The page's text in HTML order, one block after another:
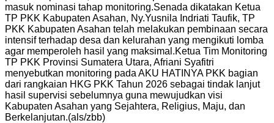
masuk nominasi tahap monitoring.Senada dikatakan Ketua
TP PKK Kabupaten Asahan, Ny.Yusnila Indriati Taufik, TP
PKK Kabupaten Asahan telah melakukan pembinaan secara
intensif terhadap desa dan kelurahan yang mengikuti lomba
agar memperoleh hasil yang maksimal.Ketua Tim Monitoring
TP PKK Provinsi Sumatera Utara, Afriani Syafitri
menyebutkan monitoring pada AKU HATINYA PKK bagian
dari rangkaian HKG PKK Tahun 2026 sebagai tindak lanjut
hasil supervisi sebelumnya guna mewujudkan visi
Kabupaten Asahan yang Sejahtera, Religius, Maju, dan
Berkelanjutan.(als/zbb)